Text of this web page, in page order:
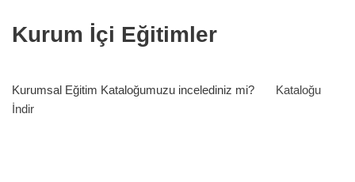
Kurum İçi Eğitimler
Kurumsal Eğitim Kataloğumuzu incelediniz mi?
Kataloğu
İndir